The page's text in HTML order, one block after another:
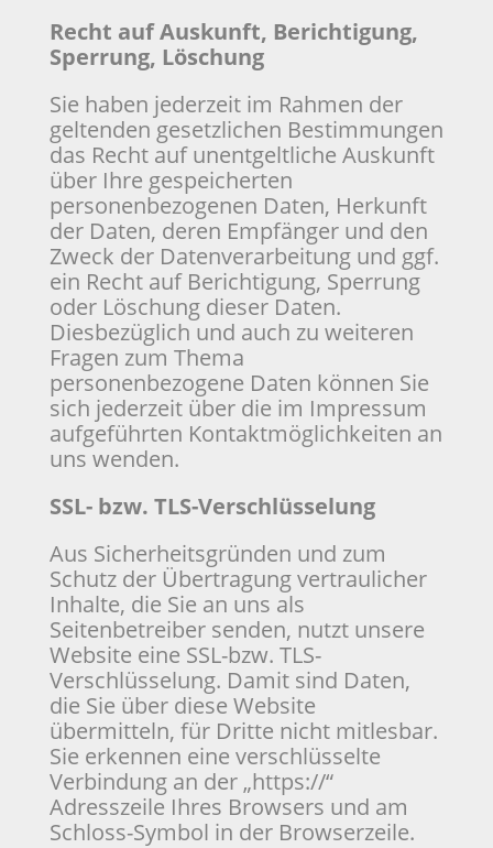
Recht auf Auskunft, Berichtigung,
Sperrung, Löschung
Sie haben jederzeit im Rahmen der
geltenden gesetzlichen Bestimmungen
das Recht auf unentgeltliche Auskunft
über Ihre gespeicherten
personenbezogenen Daten, Herkunft
der Daten, deren Empfänger und den
Zweck der Datenverarbeitung und ggf.
ein Recht auf Berichtigung, Sperrung
oder Löschung dieser Daten.
Diesbezüglich und auch zu weiteren
Fragen zum Thema
personenbezogene Daten können Sie
sich jederzeit über die im Impressum
aufgeführten Kontaktmöglichkeiten an
uns wenden.
SSL- bzw. TLS-Verschlüsselung
Aus Sicherheitsgründen und zum
Schutz der Übertragung vertraulicher
Inhalte, die Sie an uns als
Seitenbetreiber senden, nutzt unsere
Website eine SSL-bzw. TLS-
Verschlüsselung. Damit sind Daten,
die Sie über diese Website
übermitteln, für Dritte nicht mitlesbar.
Sie erkennen eine verschlüsselte
Verbindung an der „https://“
Adresszeile Ihres Browsers und am
Schloss-Symbol in der Browserzeile.